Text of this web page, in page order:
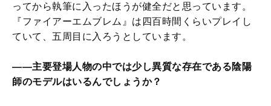
ってから執筆に入ったほうが健全だと思っています。
『ファイアーエムブレム』は四百時間くらいプレイし
ていて、五周目に入ろうとしています。
――主要登場人物の中では少し異質な存在である陰陽
師のモデルはいるんでしょうか？